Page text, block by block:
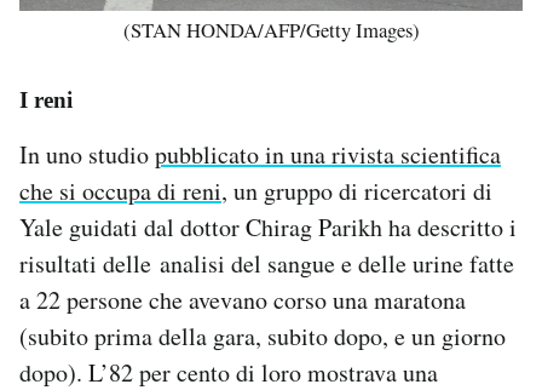
(STAN HONDA/AFP/Getty Images)
I reni
In uno studiopubblicato in una rivista scientifica
che si occupa di reni, un gruppo di ricercatori di
Yale guidati dal dottor Chirag Parikh ha descritto i
risultati delle analisi del sangue e delle urine fatte
a 22 persone che avevano corso una maratona
(subito prima della gara, subito dopo, e un giorno
dopo). L’82 per cento di loro mostrava una